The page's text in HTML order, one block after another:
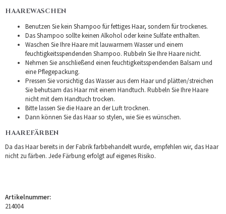
HAAREWASCHEN
Benutzen Sie kein Shampoo für fettiges Haar, sondern für trockenes.
Das Shampoo sollte keinen Alkohol oder keine Sulfate enthalten.
Waschen Sie Ihre Haare mit lauwarmem Wasser und einem
feuchtigkeitsspendenden Shampoo. Rubbeln Sie Ihre Haare nicht.
Nehmen Sie anschließend einen feuchtigkeitsspendenden Balsam und
eine Pflegepackung.
Pressen Sie vorsichtig das Wasser aus dem Haar und plätten/streichen
Sie behutsam das Haar mit einem Handtuch. Rubbeln Sie Ihre Haare
nicht mit dem Handtuch trocken.
Bitte lassen Sie die Haare an der Luft trocknen.
Dann können Sie das Haar so stylen, wie Sie es wünschen.
HAAREFÄRBEN
Da das Haar bereits in der Fabrik farbbehandelt wurde, empfehlen wir, das Haar
nicht zu färben. Jede Färbung erfolgt auf eigenes Risiko.
Artikelnummer:
214004